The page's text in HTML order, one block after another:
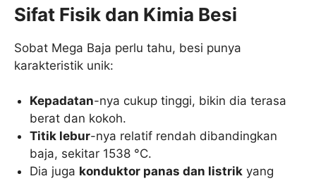
Sifat Fisik dan Kimia Besi
Sobat Mega Baja perlu tahu, besi punya
karakteristik unik:
Kepadatan-nya cukup tinggi, bikin dia terasa
berat dan kokoh.
Titik lebur-nya relatif rendah dibandingkan
baja, sekitar 1538 °C.
Dia juga konduktor panas dan listrik yang